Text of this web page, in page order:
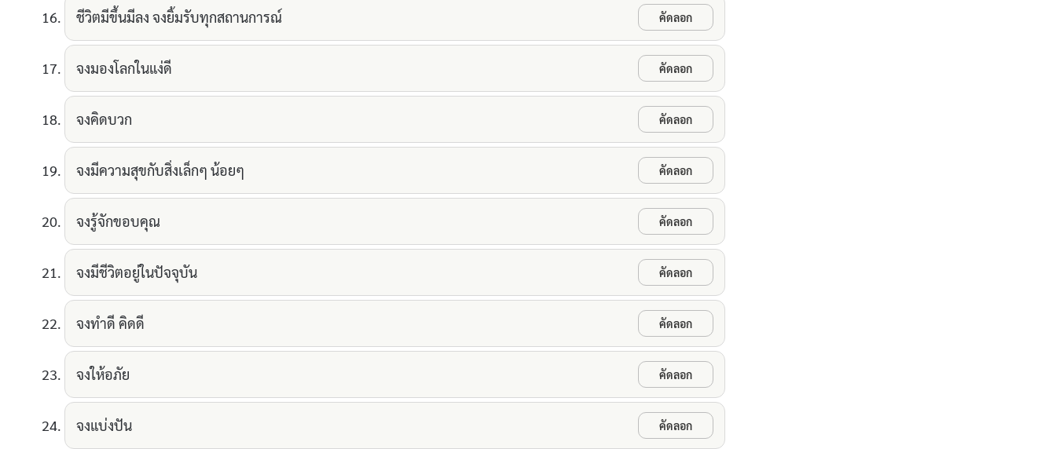
ชีวิตมีขึ้นมีลง จงยิ้มรับทุกสถานการณ์ คัดลอก
จงมองโลกในแง่ดี คัดลอก
จงคิดบวก คัดลอก
จงมีความสุขกับสิ่งเล็กๆ น้อยๆ คัดลอก
จงรู้จักขอบคุณ คัดลอก
จงมีชีวิตอยู่ในปัจจุบัน คัดลอก
จงทำดี คิดดี คัดลอก
จงให้อภัย คัดลอก
จงแบ่งปัน คัดลอก